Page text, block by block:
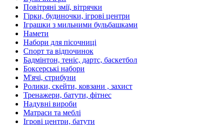
Повітряні змії, вітрячки
Гірки, будиночки, ігрові центри
Іграшки з мильними бульбашками
Намети
Набори для пісочниці
Спорт та відпочинок
Бадмінтон, теніс, дартс, баскетбол
Боксерські набори
М'ячі, стрибуни
Ролики, скейти, ковзани , захист
Тренажери, батути, фітнес
Надувні вироби
Матраси та меблі
Ігрові центри, батути